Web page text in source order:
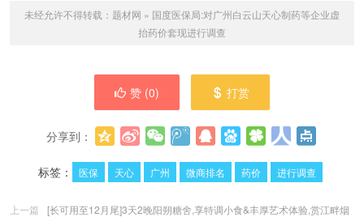
未经允许不得转载： 题材网 » 国度医保局:对广州白云山天心制药等企业虚
抬药价套现进行调查
赞 (0) 打赏
分享到：
标签：
医保 天心 广州 微商排名 药价 进行调查
上一篇
[长可用至12月尾]3天2晚阳朔糖舍,享特调小食&丰厚艺术体验,赏江畔烟